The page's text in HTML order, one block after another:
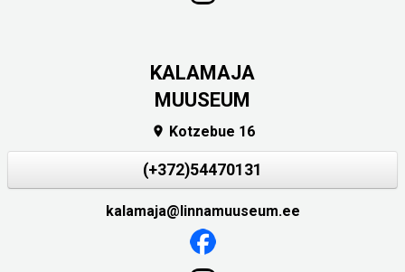
KALAMAJA
MUUSEUM
 Kotzebue 16
(+372)54470131
kalamaja@linnamuuseum.ee